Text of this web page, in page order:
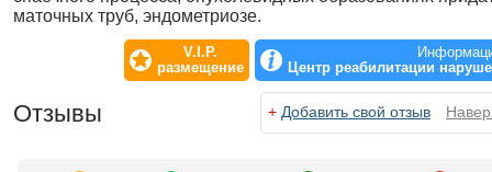
маточных труб, эндометриозе.
V.I.P.
размещение
Центр реабилитации
Отзывы + Добавить свой отзыв